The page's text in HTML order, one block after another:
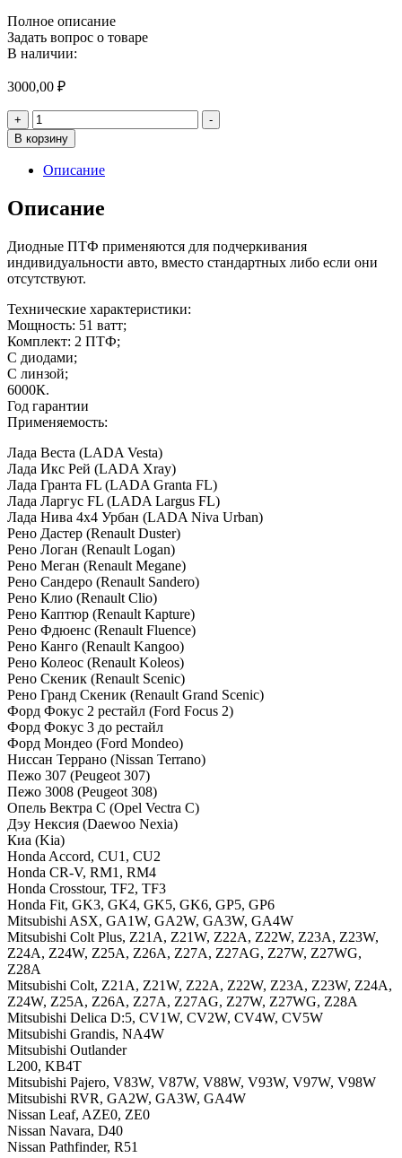
Полное описание
Задать вопрос о товаре
В наличии:
3000,00 ₽
+
Количество
товара
ВЕСТА
ФОРД
51W
-
В корзину
Описание
Описание
Диодные ПТФ применяются для подчеркивания
индивидуальности авто, вместо стандартных либо если они
отсутствуют.
Технические характеристики:
Мощность: 51 ватт;
Комплект: 2 ПТФ;
С диодами;
С линзой;
6000К.
Год гарантии
Применяемость:
Лада Веста (LADA Vesta)
Лада Икс Рей (LADA Xray)
Лада Гранта FL (LADA Granta FL)
Лада Ларгус FL (LADA Largus FL)
Лада Нива 4х4 Урбан (LADA Niva Urban)
Рено Дастер (Renault Duster)
Рено Логан (Renault Logan)
Рено Меган (Renault Megane)
Рено Сандеро (Renault Sandero)
Рено Клио (Renault Clio)
Рено Каптюр (Renault Kapture)
Рено Фдюенс (Renault Fluence)
Рено Канго (Renault Kangoo)
Рено Колеос (Renault Koleos)
Рено Скеник (Renault Scenic)
Рено Гранд Скеник (Renault Grand Scenic)
Форд Фокус 2 рестайл (Ford Focus 2)
Форд Фокус 3 до рестайл
Форд Мондео (Ford Mondeo)
Ниссан Террано (Nissan Terrano)
Пежо 307 (Peugeot 307)
Пежо 3008 (Peugeot 308)
Опель Вектра С (Opel Vectra C)
Дэу Нексия (Daewoo Nexia)
Киа (Kia)
Honda Accord, CU1, CU2
Honda CR-V, RM1, RM4
Honda Crosstour, TF2, TF3
Honda Fit, GK3, GK4, GK5, GK6, GP5, GP6
Mitsubishi ASX, GA1W, GA2W, GA3W, GA4W
Mitsubishi Colt Plus, Z21A, Z21W, Z22A, Z22W, Z23A, Z23W,
Z24A, Z24W, Z25A, Z26A, Z27A, Z27AG, Z27W, Z27WG,
Z28A
Mitsubishi Colt, Z21A, Z21W, Z22A, Z22W, Z23A, Z23W, Z24A,
Z24W, Z25A, Z26A, Z27A, Z27AG, Z27W, Z27WG, Z28A
Mitsubishi Delica D:5, CV1W, CV2W, CV4W, CV5W
Mitsubishi Grandis, NA4W
Mitsubishi Outlander
L200, KB4T
Mitsubishi Pajero, V83W, V87W, V88W, V93W, V97W, V98W
Mitsubishi RVR, GA2W, GA3W, GA4W
Nissan Leaf, AZE0, ZE0
Nissan Navara, D40
Nissan Pathfinder, R51